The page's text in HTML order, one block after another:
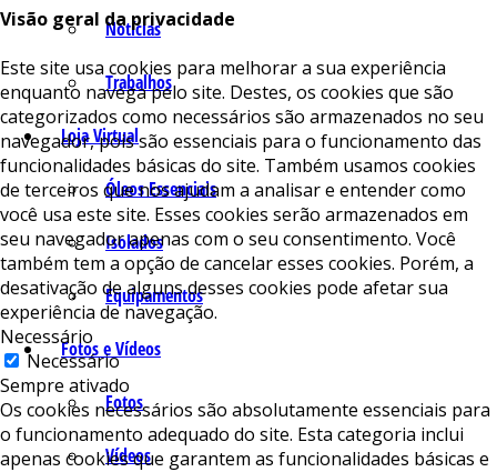
Notícias
Trabalhos
Loja Virtual
Óleos Essenciais
Isolados
Equipamentos
Fotos e Vídeos
Fotos
Vídeos
Visão geral da privacidade
Este site usa cookies para melhorar a sua experiência
enquanto navega pelo site. Destes, os cookies que são
categorizados como necessários são armazenados no seu
navegador, pois são essenciais para o funcionamento das
funcionalidades básicas do site. Também usamos cookies
de terceiros que nos ajudam a analisar e entender como
você usa este site. Esses cookies serão armazenados em
seu navegador apenas com o seu consentimento. Você
também tem a opção de cancelar esses cookies. Porém, a
desativação de alguns desses cookies pode afetar sua
experiência de navegação.
Necessário
Necessário
Sempre ativado
Os cookies necessários são absolutamente essenciais para
o funcionamento adequado do site. Esta categoria inclui
apenas cookies que garantem as funcionalidades básicas e